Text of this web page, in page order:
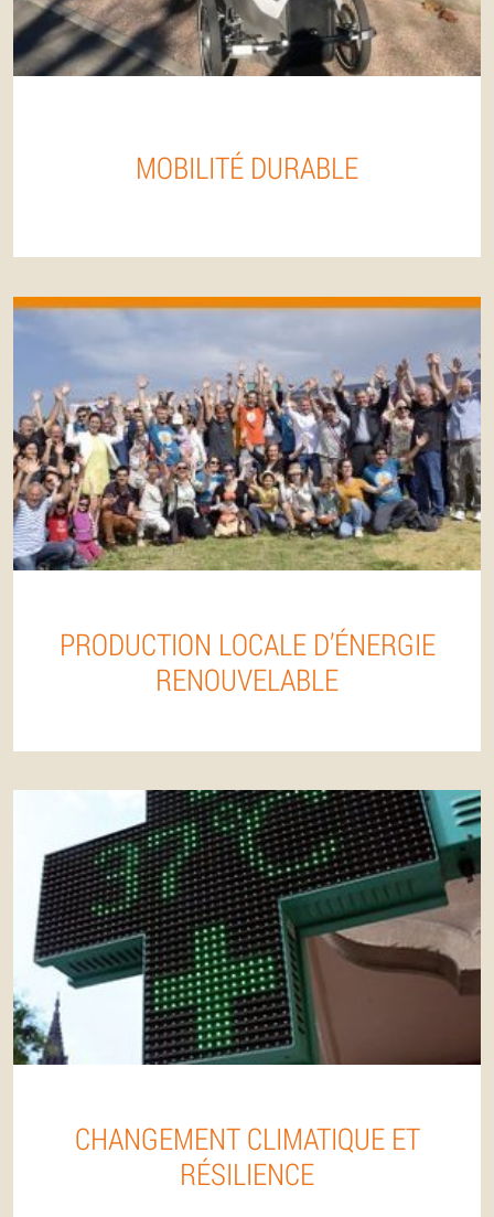
MOBILITÉ DURABLE
PRODUCTION LOCALE D’ÉNERGIE
RENOUVELABLE
CHANGEMENT CLIMATIQUE ET
RÉSILIENCE